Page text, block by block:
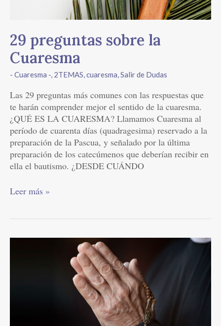
29 preguntas sobre la
Cuaresma
- Cuaresma -, 2TEMAS,cuaresma,Salir de Dudas
Las 29 preguntas más comunes con las respuestas que
te harán comprender mejor el sentido de la cuaresma.
¿QUÉ ES LA CUARESMA? Llamamos Cuaresma al
período de cuarenta días (quadragesima) reservado a la
preparación de la Pascua, y señalado por la última
preparación de los catecúmenos que deberían recibir en
ella el bautismo. ¿DESDE CUÁNDO
Leer más »